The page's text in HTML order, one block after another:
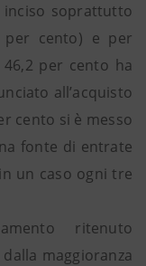
inciso soprattutto
per cento) e per
per cento ha
all’acquisto
cento si è messo
fonte di entrate
un caso ogni tre
ritenuto
maggioranza